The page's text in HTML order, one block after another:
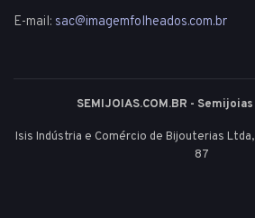
E-mail: sac@imagemfolheados.com.br
SEMIJOIAS.COM.BR -
Isis Indústria e Comércio de Bijouterias
87